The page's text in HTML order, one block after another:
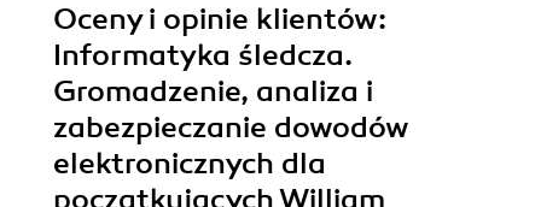
Oceny i opinie klientów:
Informatyka śledcza.
Gromadzenie, analiza i
zabezpieczanie dowodów
elektronicznych dla